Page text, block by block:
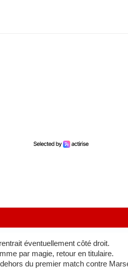
éventuellement côté droit.
par magie, retour en titulaire.
du premier match contre